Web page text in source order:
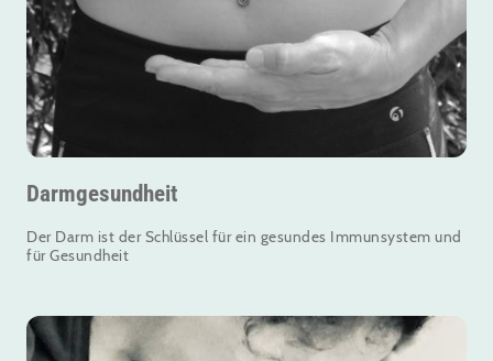
Darmgesundheit
Der Darm ist der Schlüssel für ein gesundes Immunsystem und
für Gesundheit